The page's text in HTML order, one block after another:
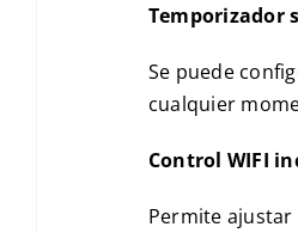
Temporizador
Se puede
cualquier
Control WIFI
Permite